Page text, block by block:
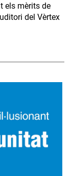
els mèrits de
del Vèrtex